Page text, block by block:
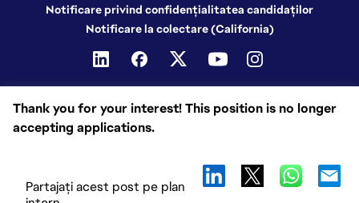
Thank you for your interest! This position is no longer
accepting applications.
Partajați acest post pe plan
Notificare privind confidențialitatea candidaților
Notificare la colectare (California)